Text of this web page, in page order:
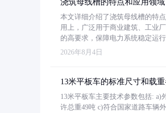
浇筑母线槽的特点和应用领域
本文详细介绍了浇筑母线槽的特
用上，广泛用于商业建筑、工业
的高要求，保障电力系统稳定运行
2026年8月4日
13米平板车的标准尺寸和载
13米平板车主要技术参数包括: a)
许总重49吨 c)符合国家道路车辆